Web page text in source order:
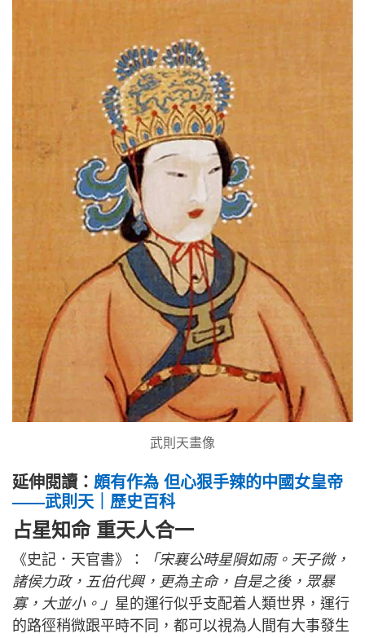
武則天畫像
延伸閱讀： 頗有作為 但心狠手辣的中國女皇帝
——武則天｜歷史百科
占星知命 重天人合一
《史記．天官書》：
「宋襄公時星隕如雨。天子微，
諸侯力政，五伯代興，更為主命，自是之後，眾暴
寡，大並小。」 星的運行似乎支配着人類世界，運行
的路徑稍微跟平時不同，都可以視為人間有大事發生